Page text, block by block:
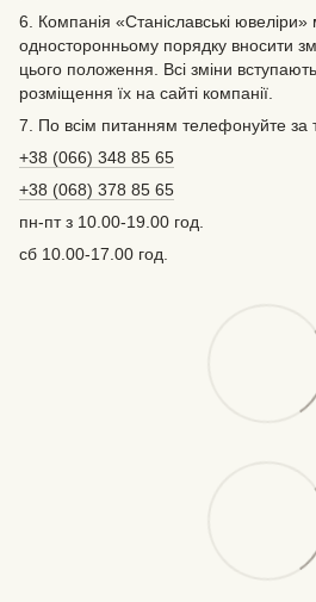
6. Компанія «Станіславські
односторонньому порядку вносити
цього положення. Всі зміни
розміщення їх на сайті компанії.
7. По всім питанням телефонуйте
+38 (066) 348 85 65
+38 (068) 378 85 65
пн-пт з 10.00-19.00 год.
сб 10.00-17.00 год.